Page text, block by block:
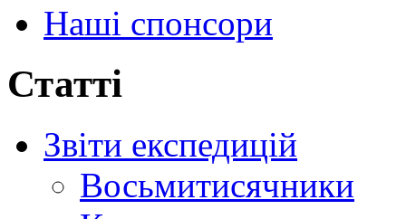
Наші спонсори
Статті
Звіти експедицій
Восьмитисячники